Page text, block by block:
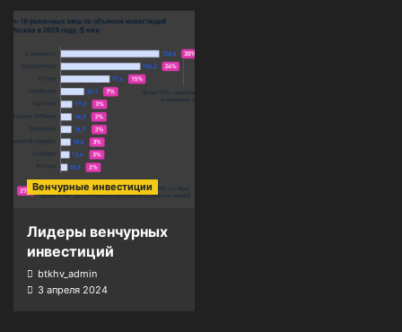
Венчурные инвестиции
Лидеры венчурных
инвестиций
btkhv_admin
3 апреля 2024